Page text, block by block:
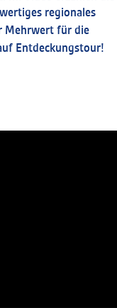
regionales
Mehrwert für die
Entdeckungstour!